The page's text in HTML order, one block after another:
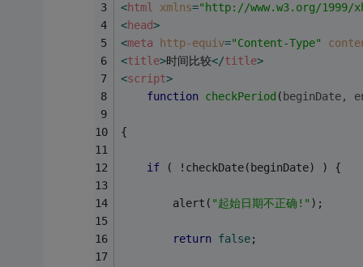
<html xmlns="http://www.w3.org/1999/
<head>
<meta http-equiv="Content-Type"
<title>时间比较</title>
<script>
function checkPeriod ( beginDate,
{
if ( !checkDate(beginDate) ) {
        alert(
"起始日期不正确!" );
return false;